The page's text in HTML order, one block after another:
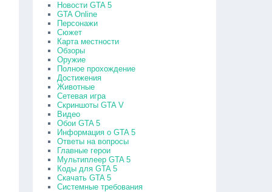
Новости GTA 5
GTA Online
Персонажи
Сюжет
Карта местности
Обзоры
Оружие
Полное прохождение
Достижения
Животные
Сетевая игра
Скриншоты GTA V
Видео
Обои GTA 5
Информация о GTA 5
Ответы на вопросы
Главные герои
Мультиплеер GTA 5
Коды для GTA 5
Скачать GTA 5
Системные требования